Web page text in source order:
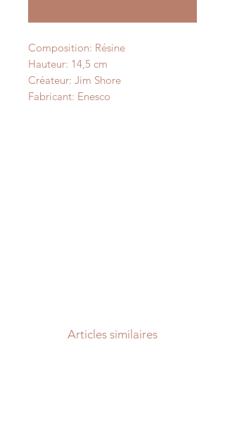
Composition: Résine
Hauteur: 14,5 cm
Créateur: Jim Shore
Fabricant: Enesco
Articles similaires